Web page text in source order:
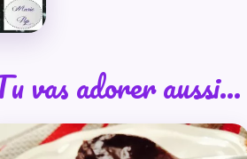
vas adorer aussi…